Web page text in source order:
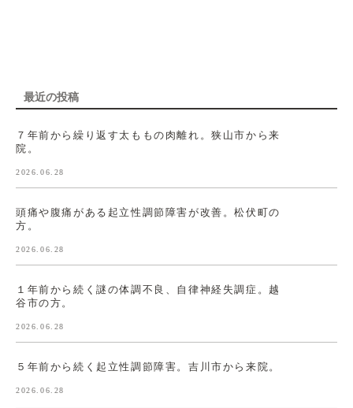
最近の投稿
７年前から繰り返す太ももの肉離れ。狭山市から来
院。
2026.06.28
頭痛や腹痛がある起立性調節障害が改善。松伏町の
方。
2026.06.28
１年前から続く謎の体調不良、自律神経失調症。越
谷市の方。
2026.06.28
５年前から続く起立性調節障害。吉川市から来院。
2026.06.28